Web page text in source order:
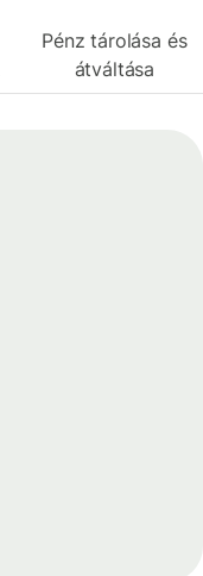
Pénz tárolása és
átváltása